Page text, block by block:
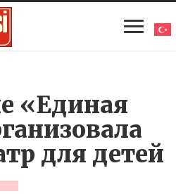
«Единая
для детей